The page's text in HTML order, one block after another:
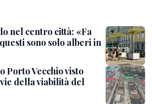
nel centro città: «Fa
sono solo alberi in
Porto Vecchio visto
della viabilità del